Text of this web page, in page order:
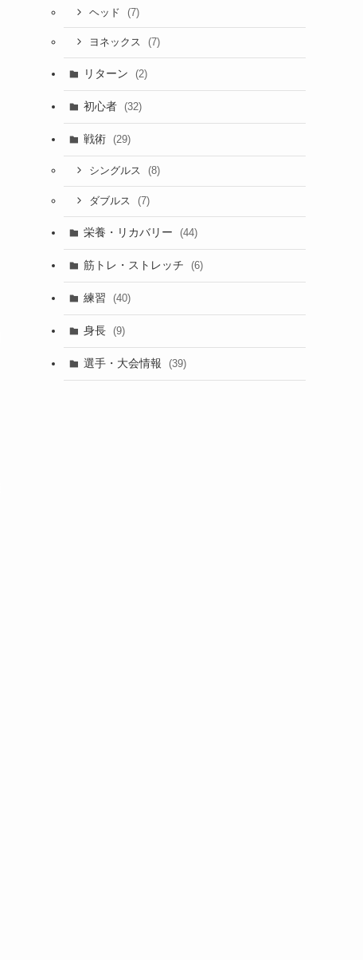
ヘッド (7)
ヨネックス (7)
リターン (2)
初心者 (32)
戦術 (29)
シングルス (8)
ダブルス (7)
栄養・リカバリー (44)
筋トレ・ストレッチ (6)
練習 (40)
身長 (9)
選手・大会情報 (39)